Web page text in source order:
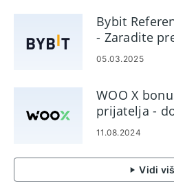
Bybit
- Zaradite
provizije
05.03.2025
WOO X
prijatelja -
11.08.2024
Vidi